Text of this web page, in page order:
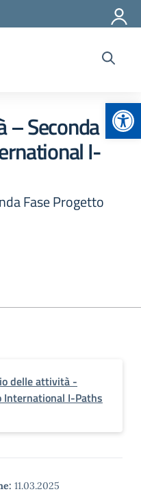
– Seconda
I-
Fase Progetto
delle attività -
International I-Paths
11.03.2025